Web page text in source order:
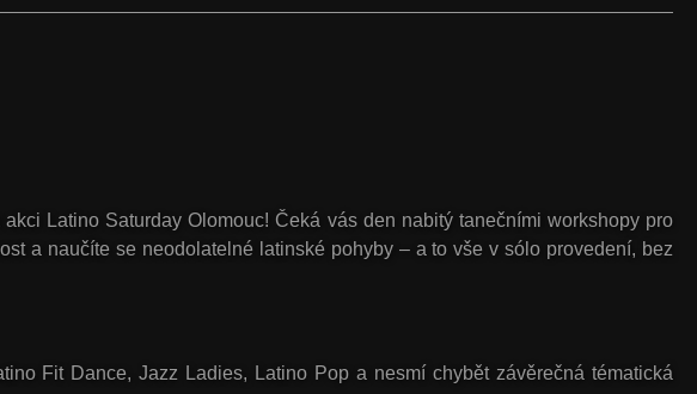
akci Latino Saturday Olomouc! Čeká vás den nabitý tanečními workshopy pro
a naučíte se neodolatelné latinské pohyby – a to vše v sólo provedení, bez
Fit Dance, Jazz Ladies, Latino Pop a nesmí chybět závěrečná tématická